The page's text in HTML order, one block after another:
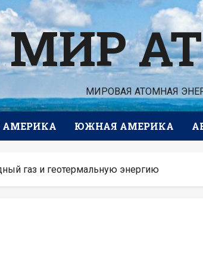
МИР
МИРОВАЯ АТОМНАЯ
АМЕРИКА ЮЖНАЯ АМЕРИКА
газ и геотермальную энергию